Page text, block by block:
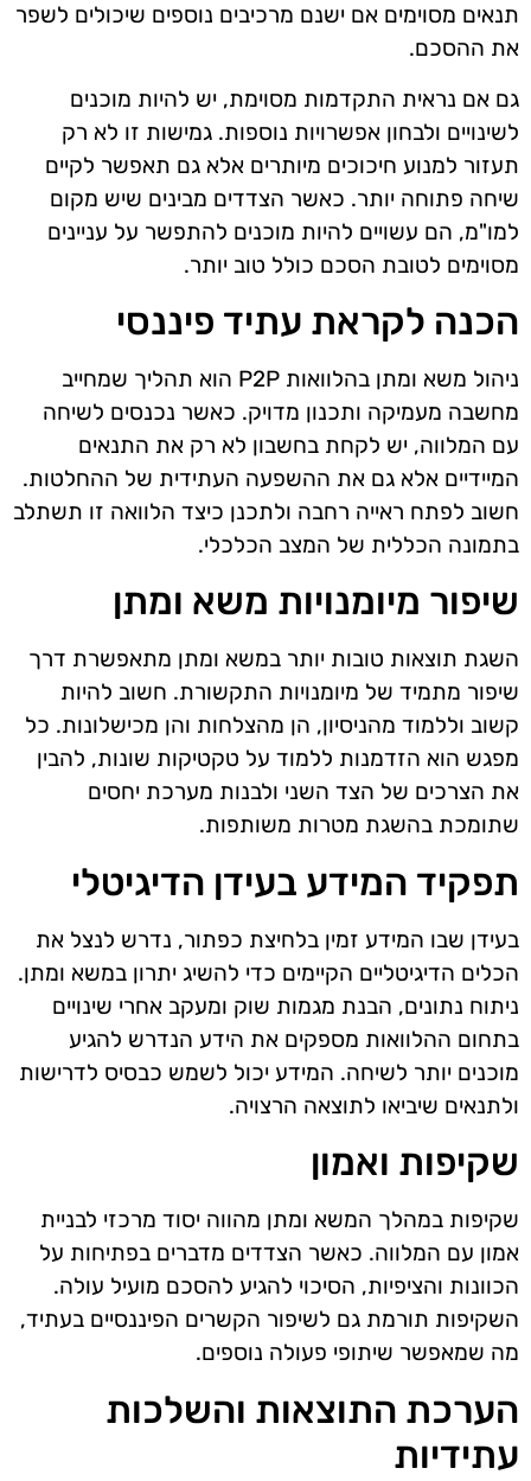
תנאים מסוימים אם ישנם מרכיבים נוספים שיכולים לשפר
את ההסכם.
גם אם נראית התקדמות מסוימת, יש להיות מוכנים
לשינויים ולבחון אפשרויות נוספות. גמישות זו לא רק
תעזור למנוע חיכוכים מיותרים אלא גם תאפשר לקיים
שיחה פתוחה יותר. כאשר הצדדים מבינים שיש מקום
למו"מ, הם עשויים להיות מוכנים להתפשר על עניינים
מסוימים לטובת הסכם כולל טוב יותר.
הכנה לקראת עתיד פיננסי
ניהול משא ומתן בהלוואות P2P הוא תהליך שמחייב
מחשבה מעמיקה ותכנון מדויק. כאשר נכנסים לשיחה
עם המלווה, יש לקחת בחשבון לא רק את התנאים
המיידיים אלא גם את ההשפעה העתידית של ההחלטות.
חשוב לפתח ראייה רחבה ולתכנן כיצד הלוואה זו תשתלב
בתמונה הכללית של המצב הכלכלי.
שיפור מיומנויות משא ומתן
השגת תוצאות טובות יותר במשא ומתן מתאפשרת דרך
שיפור מתמיד של מיומנויות התקשורת. חשוב להיות
קשוב וללמוד מהניסיון, הן מהצלחות והן מכישלונות. כל
מפגש הוא הזדמנות ללמוד על טקטיקות שונות, להבין
את הצרכים של הצד השני ולבנות מערכת יחסים
שתומכת בהשגת מטרות משותפות.
תפקיד המידע בעידן הדיגיטלי
בעידן שבו המידע זמין בלחיצת כפתור, נדרש לנצל את
הכלים הדיגיטליים הקיימים כדי להשיג יתרון במשא ומתן.
ניתוח נתונים, הבנת מגמות שוק ומעקב אחרי שינויים
בתחום ההלוואות מספקים את הידע הנדרש להגיע
מוכנים יותר לשיחה. המידע יכול לשמש כבסיס לדרישות
ולתנאים שיביאו לתוצאה הרצויה.
שקיפות ואמון
שקיפות במהלך המשא ומתן מהווה יסוד מרכזי לבניית
אמון עם המלווה. כאשר הצדדים מדברים בפתיחות על
הכוונות והציפיות, הסיכוי להגיע להסכם מועיל עולה.
השקיפות תורמת גם לשיפור הקשרים הפיננסיים בעתיד,
מה שמאפשר שיתופי פעולה נוספים.
הערכת התוצאות והשלכות
עתידיות